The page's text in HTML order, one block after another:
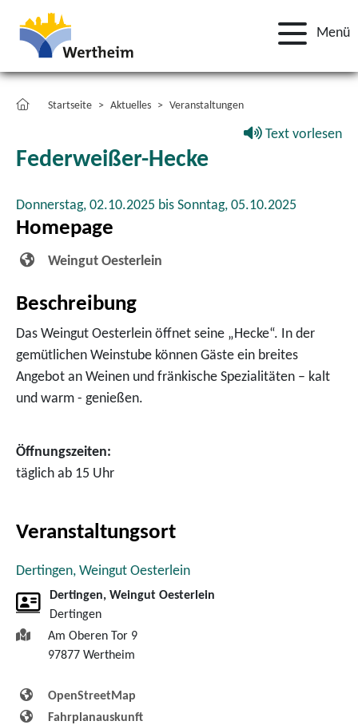
Menü
Startseite Aktuelles Veranstaltungen
Text vorlesen
Federweißer-Hecke
Donnerstag, 02.10.2025 bis Sonntag, 05.10.2025
Homepage
Weingut Oesterlein
Beschreibung
Das Weingut Oesterlein öffnet seine „Hecke“. In der
gemütlichen Weinstube können Gäste ein breites
Angebot an Weinen und fränkische Spezialitäten – kalt
und warm - genießen.
Öffnungszeiten:
täglich ab 15 Uhr
Veranstaltungsort
Dertingen, Weingut Oesterlein
Dertingen, Weingut Oesterlein
Dertingen
Am Oberen Tor 9
97877 Wertheim
OpenStreetMap
Fahrplanauskunft